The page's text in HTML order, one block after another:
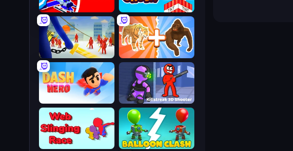
Build and Crush
Robo Runner
Animal DNA Run
Slasher
Killstreak 3D Shooter
Dash Hero
Balloon Clash
Web Slinging Race